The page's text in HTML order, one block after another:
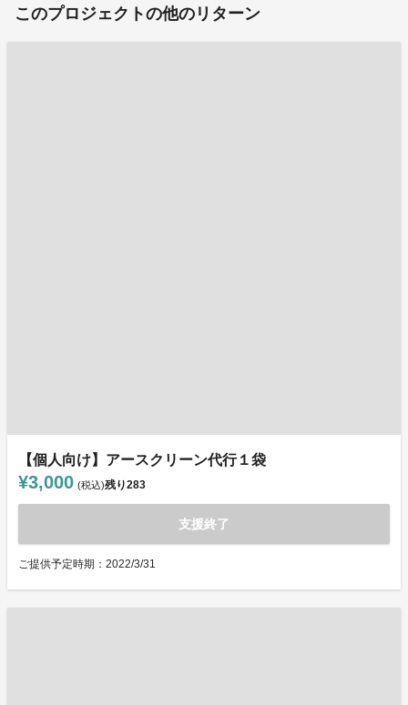
このプロジェクトの他のリターン
【個人向け】アースクリーン代行１袋
¥3,000 (税込)残り283
支援終了
ご提供予定時期：2022/3/31